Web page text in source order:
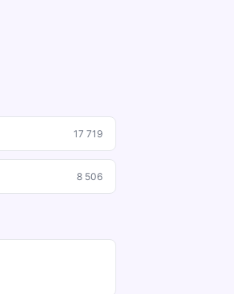
17 719
8 506